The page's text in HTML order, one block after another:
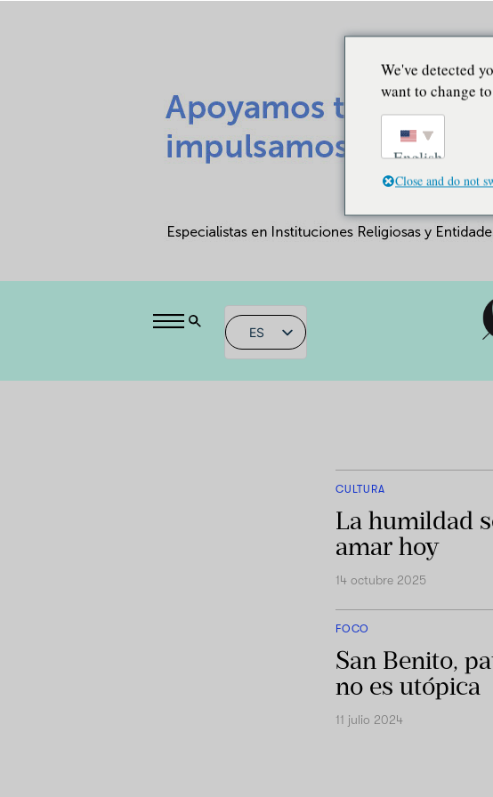
ES
CULTURA
La humildad
amar hoy
14 octubre 2025
FOCO
San Benito,
no es utópica
11 julio 2024
We've detected
want to change
English
Close and do not